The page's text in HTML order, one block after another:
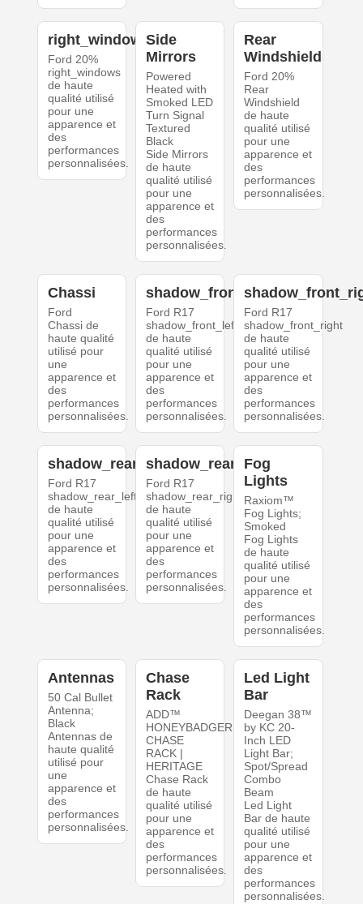
right_windows
Ford 20%
right_windows
de haute
qualité utilisé
pour une
apparence et
des
performances
personnalisées.
Side
Mirrors
Powered
Heated with
Smoked LED
Turn Signal
Textured
Black
Side Mirrors
de haute
qualité utilisé
pour une
apparence et
des
performances
personnalisées.
Rear
Windshield
Ford 20%
Rear
Windshield
de haute
qualité utilisé
pour une
apparence et
des
performances
personnalisées.
Chassi
Ford
Chassi de
haute qualité
utilisé pour
une
apparence et
des
performances
personnalisées.
shadow_front_left
Ford R17
shadow_front_left
de haute
qualité utilisé
pour une
apparence et
des
performances
personnalisées.
Ford R17
shadow_front_right
de haute
qualité utilisé
pour une
apparence et
des
performances
personnalisées.
shadow_rear_left
Ford R17
shadow_rear_left
de haute
qualité utilisé
pour une
apparence et
des
performances
personnalisées.
shadow_rear_right
Ford R17
shadow_rear_right
de haute
qualité utilisé
pour une
apparence et
des
performances
personnalisées.
Fog
Lights
Raxiom™
Fog Lights;
Smoked
Fog Lights
de haute
qualité utilisé
pour une
apparence et
des
performances
personnalisées.
Antennas
50 Cal Bullet
Antenna;
Black
Antennas de
haute qualité
utilisé pour
une
apparence et
des
performances
personnalisées.
Chase
Rack
ADD™
HONEYBADGER
CHASE
RACK |
HERITAGE
Chase Rack
de haute
qualité utilisé
pour une
apparence et
des
performances
personnalisées.
Led Light
Bar
Deegan 38™
by KC 20-
Inch LED
Light Bar;
Spot/Spread
Combo
Beam
Led Light
Bar de haute
qualité utilisé
pour une
apparence et
des
performances
personnalisées.